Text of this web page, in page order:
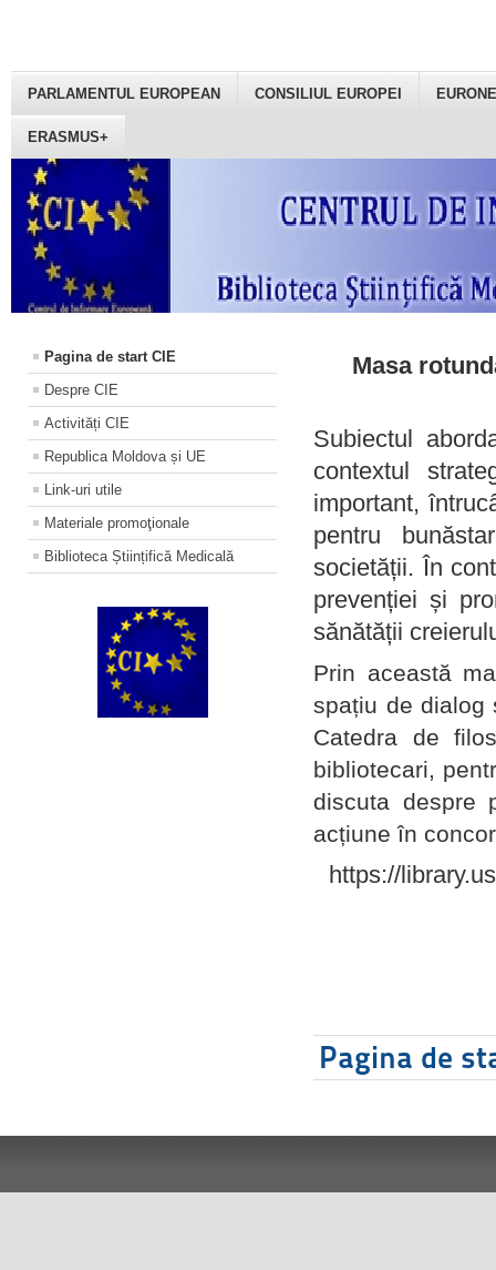
PARLAMENTUL EUROPEAN CONSILIUL EUROPEI
ERASMUS+
Pagina de start CIE
Despre CIE
Activități CIE
Republica Moldova și UE
Link-uri utile
Materiale promoţionale
Biblioteca Științifică Medicală
Masa
Subiectul
contextul
important,
pentru
societății. În
prevenției și
sănătății
Prin această
spațiu de dialog
Catedra de
bibliotecari,
discuta despre
acțiune în
https://
Pagina de